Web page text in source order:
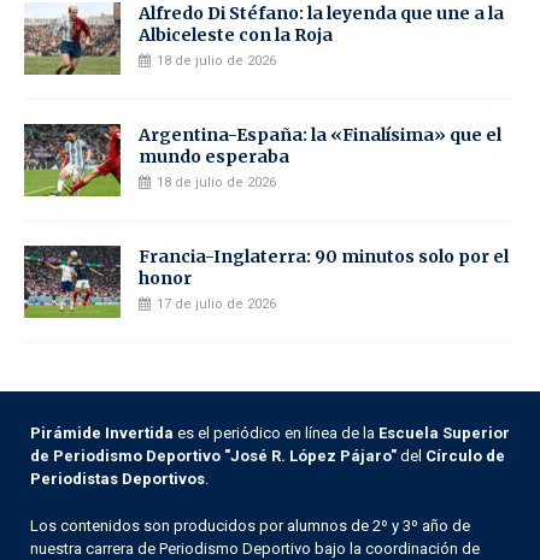
Alfredo Di Stéfano: la leyenda que une a la
Albiceleste con la Roja
18 de julio de 2026
Argentina-España: la «Finalísima» que el
mundo esperaba
18 de julio de 2026
Francia-Inglaterra: 90 minutos solo por el
honor
17 de julio de 2026
Pirámide Invertida es el periódico en línea de la Escuela Superior
de Periodismo Deportivo "José R. López Pájaro" del Círculo de
Periodistas Deportivos
Los contenidos son producidos por alumnos de 2º y 3º año de
nuestra carrera de Periodismo Deportivo bajo la coordinación de